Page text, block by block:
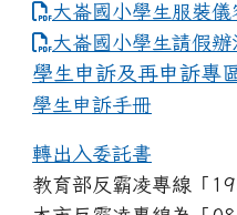
大崙國小學生服裝儀
link to https://
大崙國小學生請假辦
學生申訴及再申訴專
學生申訴手冊
轉出入委託書
教育部反霸凌專線「